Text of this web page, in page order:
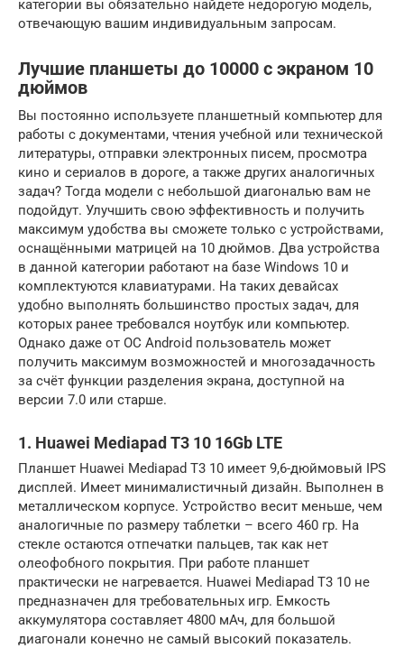
категории вы обязательно найдете недорогую модель,
отвечающую вашим индивидуальным запросам.
Лучшие планшеты до 10000 с экраном 10
дюймов
Вы постоянно используете планшетный компьютер для
работы с документами, чтения учебной или технической
литературы, отправки электронных писем, просмотра
кино и сериалов в дороге, а также других аналогичных
задач? Тогда модели с небольшой диагональю вам не
подойдут. Улучшить свою эффективность и получить
максимум удобства вы сможете только с устройствами,
оснащёнными матрицей на 10 дюймов. Два устройства
в данной категории работают на базе Windows 10 и
комплектуются клавиатурами. На таких девайсах
удобно выполнять большинство простых задач, для
которых ранее требовался ноутбук или компьютер.
Однако даже от ОС Android пользователь может
получить максимум возможностей и многозадачность
за счёт функции разделения экрана, доступной на
версии 7.0 или старше.
1. Huawei Mediapad T3 10 16Gb LTE
Планшет Huawei Mediapad T3 10 имеет 9,6-дюймовый IPS
дисплей. Имеет минималистичный дизайн. Выполнен в
металлическом корпусе. Устройство весит меньше, чем
аналогичные по размеру таблетки – всего 460 гр. На
стекле остаются отпечатки пальцев, так как нет
олеофобного покрытия. При работе планшет
практически не нагревается. Huawei Mediapad T3 10 не
предназначен для требовательных игр. Емкость
аккумулятора составляет 4800 мАч, для большой
диагонали конечно не самый высокий показатель.